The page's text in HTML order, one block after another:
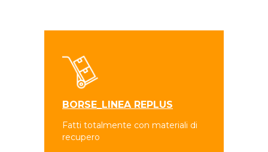
BORSE_LINEA REPLUS
Fatti totalmente con materiali di
recupero